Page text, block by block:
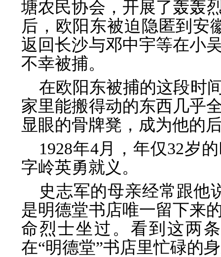
塘农民协会，开展了轰轰
后，欧阳东被迫隐匿到安
返回长沙与邓中宇等在小
不幸被捕。
在欧阳东被捕的这段时
家里能搬得动的东西几乎
显眼的骨牌凳，成为他的
1928年4月，年仅32岁
字岭英勇就义。
史志军的母亲经常跟他
是明德堂书店唯一留下来
命烈士坐过。看到这两
在“明德堂”书店里忙碌的